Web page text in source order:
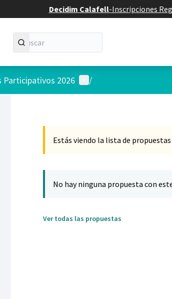
Decidim Calafell-Inscripciones
Participativos 2026 Menú de usuario
/
Estás viendo la lista de
No hay ninguna propuesta con
Ver todas las propuestas